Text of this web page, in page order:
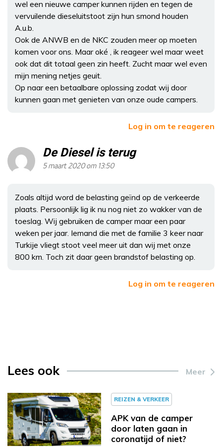
wel een nieuwe camper kunnen rijden en tegen de
vervuilende dieseluitstoot zijn hun smond houden
A.u.b.
Ook de ANWB en de NKC zouden meer op moeten
komen voor ons. Maar oké , ik reageer wel maar weet
ook dat dit totaal geen zin heeft. Zucht maar wel even
mijn mening netjes geuit.
Op naar een betaalbare oplossing zodat wij door
kunnen gaan met genieten van onze oude campers.
Log in om te reageren
De Diesel is terug
5 maart 2020 om 13:50
Zoals altijd word de belasting geïnd op de verkeerde
plaats. Persoonlijk lig ik nu nog niet zo wakker van de
toeslag. Wij gebruiken de camper maar een paar
weken per jaar. Iemand die met de familie 3 keer naar
Turkije vliegt stoot veel meer uit dan wij met onze
800 km. Toch zit daar geen brandstof belasting op.
Log in om te reageren
Lees ook Meer
REIZEN & VERKEER
APK van de camper
door laten gaan in
coronatijd of niet?